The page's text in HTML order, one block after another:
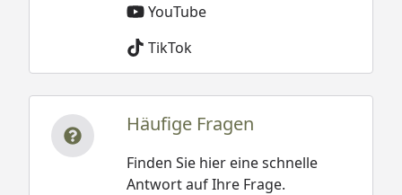
YouTube
TikTok
Häufige Fragen
Finden Sie hier eine schnelle
Antwort auf Ihre Frage.